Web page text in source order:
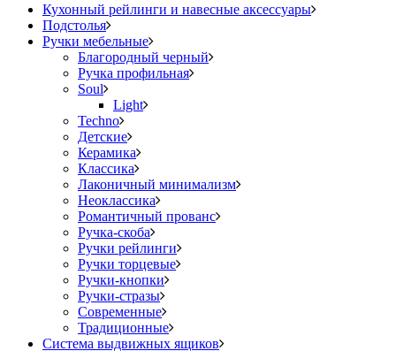
Кухонный рейлинги и навесные аксессуары
Подстолья
Ручки мебельные
Благородный черный
Ручка профильная
Soul
Light
Techno
Детские
Керамика
Классика
Лаконичный минимализм
Неоклассика
Романтичный прованс
Ручка-скоба
Ручки рейлинги
Ручки торцевые
Ручки-кнопки
Ручки-стразы
Современные
Традиционные
Система выдвижных ящиков